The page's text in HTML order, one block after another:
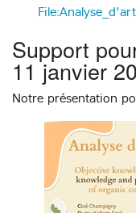
Support
11 janvier
Notre présentation